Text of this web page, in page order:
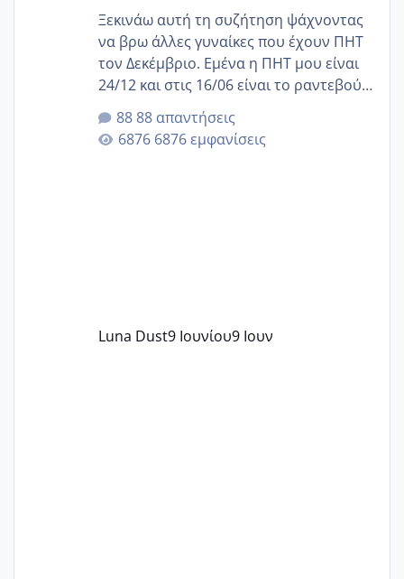
Ξεκινάω αυτή τη συζήτηση ψάχνοντας
να βρω άλλες γυναίκες που έχουν ΠΗΤ
τον Δεκέμβριο. Εμένα η ΠΗΤ μου είναι
24/12 και στις 16/06 είναι το ραντεβού
της αυχενικής διαφάνειας. Έχω αρκετό
άγχος και οι μέρες δεν φαίνεται να
περνάνε με τίποτα.
88 απαντήσεις
6876 εμφανίσεις
Luna Dust9 Ιουνίου9 Ιουν